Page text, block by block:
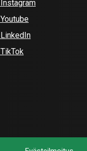
Instagram
Youtube
LinkedIn
TikTok